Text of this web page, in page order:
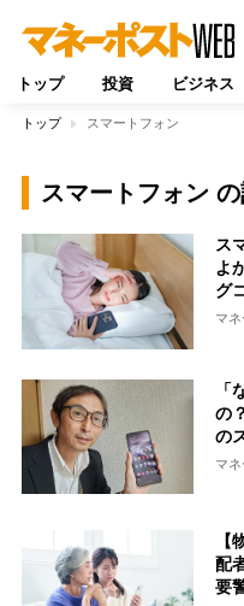
トップ 投資 ビジネス
トップ スマートフォン
スマートフォン
ス
よ
グ
マ
の
の
マ
配
要